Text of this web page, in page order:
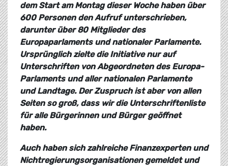
dem Start am Montag dieser Woche haben über
600 Personen den Aufruf unterschrieben,
darunter über 80 Mitglieder des
Europaparlaments und nationaler Parlamente.
Ursprünglich zielte die Initiative nur auf
Unterschriften von Abgeordneten des Europa-
Parlaments und aller nationalen Parlamente
und Landtage. Der Zuspruch ist aber von allen
Seiten so groß, dass wir die Unterschriftenliste
für alle Bürgerinnen und Bürger geöffnet
haben.
Auch haben sich zahlreiche Finanzexperten und
Nichtregierungsorganisationen gemeldet und